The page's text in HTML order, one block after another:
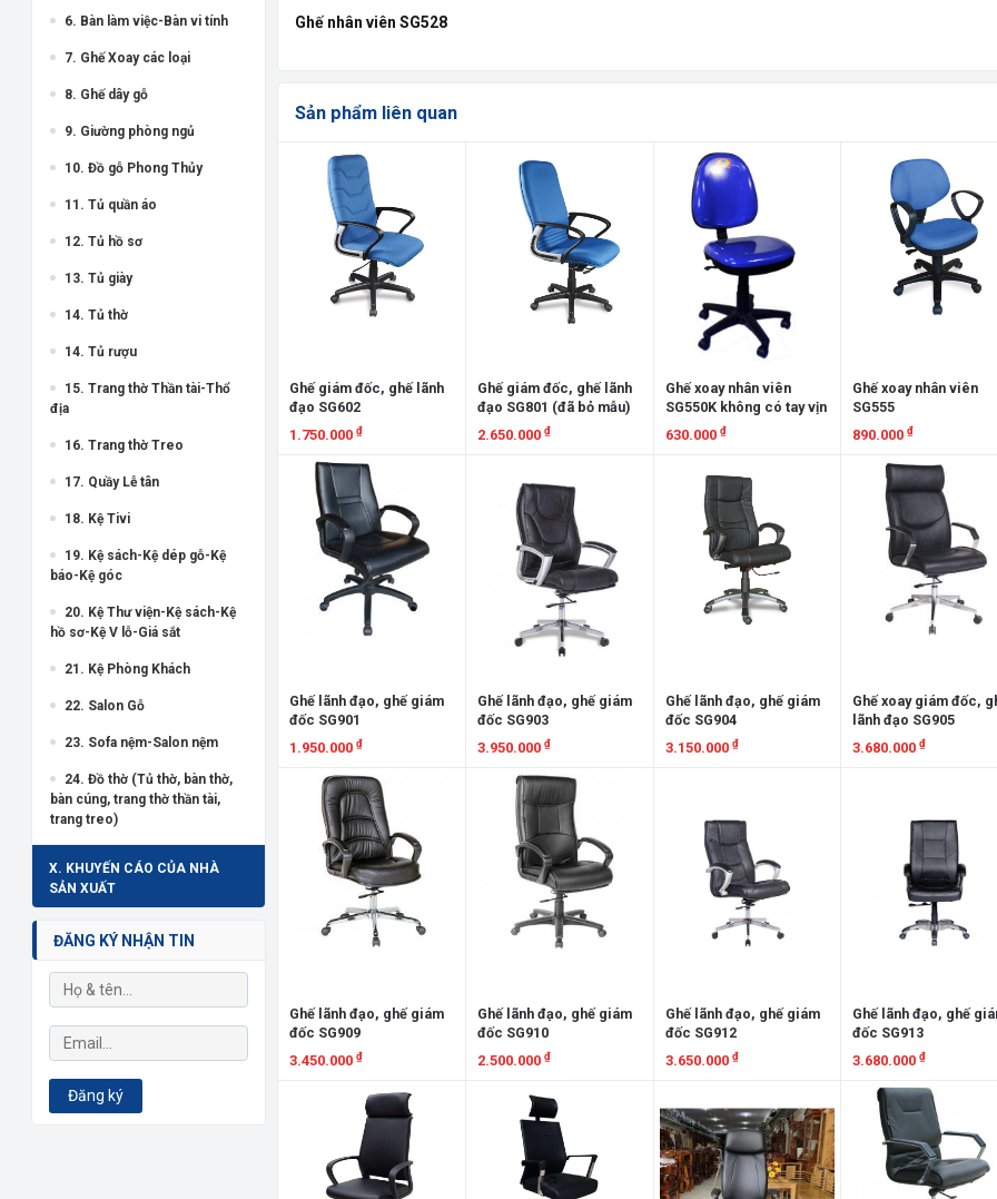
6. Bàn làm việc-Bàn vi tính
7. Ghế Xoay các loại
8. Ghế dây gỗ
9. Giường phòng ngủ
10. Đồ gỗ Phong Thủy
11. Tủ quần áo
12. Tủ hồ sơ
13. Tủ giày
14. Tủ thờ
14. Tủ rượu
15. Trang thờ Thần tài-Thổ
địa
16. Trang thờ Treo
17. Quầy Lễ tân
18. Kệ Tivi
19. Kệ sách-Kệ dép gỗ-Kệ
báo-Kệ góc
20. Kệ Thư viện-Kệ sách-Kệ
hồ sơ-Kệ V lỗ-Giá sắt
21. Kệ Phòng Khách
22. Salon Gỗ
23. Sofa nệm-Salon nệm
24. Đồ thờ (Tủ thờ, bàn thờ,
bàn cúng, trang thờ thần tài,
trang treo)
X. KHUYẾN CÁO CỦA NHÀ
SẢN XUẤT
ĐĂNG KÝ NHẬN TIN
Đăng ký
Ghế nhân viên SG528
Sản phẩm liên quan
Ghế giám đốc, ghế lãnh
đạo SG602
1.750.000 ₫
Xem chi tiết
Ghế giám đốc, ghế lãnh
đạo SG801 (đã bỏ mẫu)
2.650.000 ₫
Ghế xoay nhân viên
SG550K không có tay vịn
630.000 ₫
Ghế xoay nhân viên
SG555
890.000₫
Xem chi tiết
Ghế lãnh đạo, ghế giám
đốc SG901
1.950.000 ₫
Xem chi tiết
Ghế lãnh đạo, ghế giám
đốc SG903
3.950.000 ₫
Xem chi tiết
Ghế lãnh đạo, ghế giám
đốc SG904
3.150.000 ₫
Ghế xoay giám đốc,
lãnh đạo SG905
3.680.000₫
Ghế lãnh đạo, ghế giám
đốc SG909
3.450.000 ₫
Ghế lãnh đạo, ghế giám
đốc SG910
2.500.000 ₫
Xem chi tiết
Ghế lãnh đạo, ghế giám
đốc SG912
3.650.000 ₫
Ghế lãnh đạo, ghế
đốc SG913
3.680.000₫
Xem chi tiết